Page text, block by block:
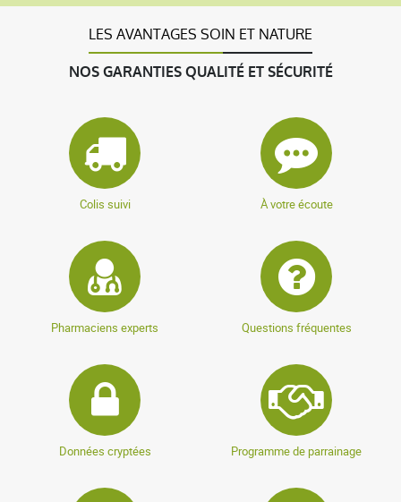
LES AVANTAGES SOIN ET NATURE
NOS GARANTIES QUALITÉ ET SÉCURITÉ
Colis suivi À votre écoute
Pharmaciens experts Questions fréquentes
Données cryptées Programme de parrainage